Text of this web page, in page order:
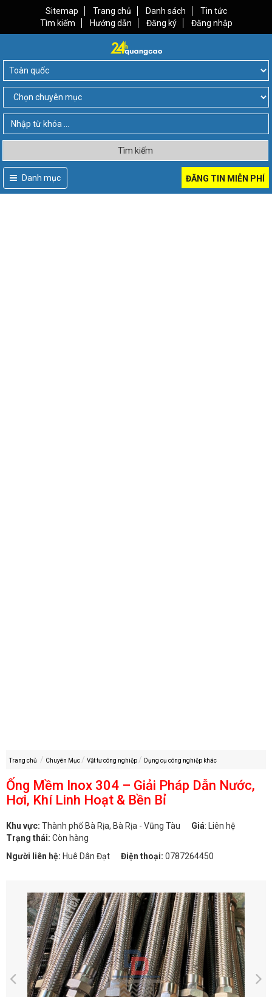
Sitemap Trang chủ Danh sách
Tin tức
Tìm kiếm
Hướng dẫn Đăng ký Đăng nhập
Tìm kiếm
Danh mục ĐĂNG TIN MIỄN PHÍ
Trang chủ Chuyên Mục Vật tư công nghiệp Dụng cụ công nghiệp khác
Ống Mềm Inox 304 – Giải Pháp Dẫn Nước,
Hơi, Khí Linh Hoạt & Bền Bỉ
Khu vực: Thành phố Bà Rịa, Bà Rịa - Vũng Tàu Giá: Liên hệ
Trạng thái: Còn hàng
Người liên hệ: Huê Dân Đạt Điện thoại: 0787264450